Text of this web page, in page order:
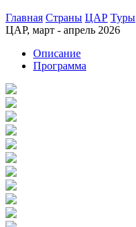
Главная Страны ЦАР Туры
ЦАР, март - апрель 2026
Описание
Программа